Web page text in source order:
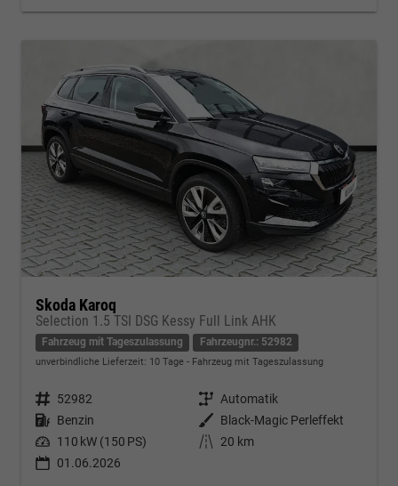
Skoda Karoq
Selection 1.5 TSI DSG Kessy Full Link AHK
Fahrzeug mit Tageszulassung Fahrzeugnr.: 52982
unverbindliche Lieferzeit: 10 Tage Fahrzeug mit Tageszulassung
Fahrzeugnr. 52982 Getriebe Automatik
Kraftstoff Benzin Außenfarbe
Black-Magic Perleffekt
Leistung 110 kW (150 PS) Kilometerstand
20 km
01.06.2026